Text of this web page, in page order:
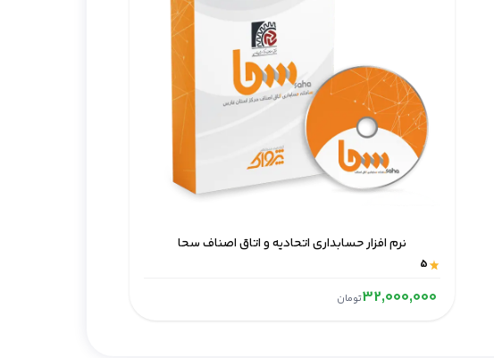
نرم افزار حسابداری اتحادیه و اتاق اصناف سحا
5
تومان